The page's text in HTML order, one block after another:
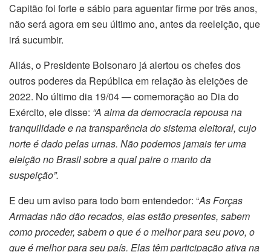
Capitão foi forte e sábio para aguentar firme por três anos,
não será agora em seu último ano, antes da reeleição, que
irá sucumbir.
Aliás, o Presidente Bolsonaro já alertou os chefes dos
outros poderes da República em relação às eleições de
2022. No último dia 19/04 — comemoração ao Dia do
Exército, ele disse: “A alma da democracia repousa na
tranquilidade e na transparência do sistema eleitoral, cujo
norte é dado pelas urnas. Não podemos jamais ter uma
eleição no Brasil sobre a qual paire o manto da
suspeição”.
E deu um aviso para todo bom entendedor: “As Forças
Armadas não dão recados, elas estão presentes, sabem
como proceder, sabem o que é o melhor para seu povo, o
que é melhor para seu país. Elas têm participação ativa na